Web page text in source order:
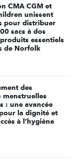
CMA CGM et
unissent
pour distribuer
sacs à dos
essentiels
de Norfolk
des
menstruelles
: une avancée
la dignité et
à l’hygiène